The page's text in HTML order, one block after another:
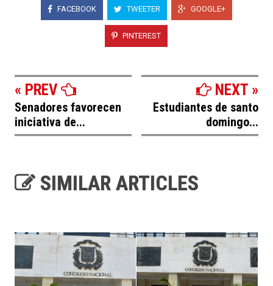
FACEBOOK TWEETER GOOGLE+
PINTEREST
« PREV
Senadores favorecen
iniciativa de...
NEXT »
Estudiantes de santo
domingo...
SIMILAR ARTICLES